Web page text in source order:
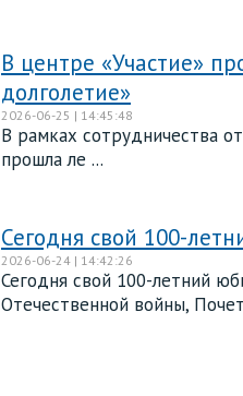
В центре «Участие»
долголетие»
2026-06-25 | 14:45:48
В рамках сотрудничества
прошла ле ...
Сегодня свой 100-
2026-06-24 | 14:42:26
Сегодня свой 100-летний
Отечественной войны,